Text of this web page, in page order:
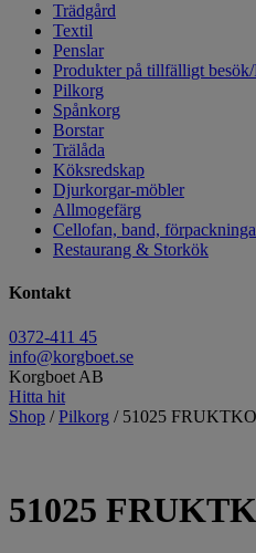
Trädgård
Textil
Penslar
Produkter på tillfälligt
Pilkorg
Spånkorg
Borstar
Trälåda
Köksredskap
Djurkorgar-möbler
Allmogefärg
Cellofan, band,
Restaurang & Storkök
Kontakt
0372-411 45
info@korgboet.se
Korgboet AB
Hitta hit
Shop /Pilkorg / 51025
51025